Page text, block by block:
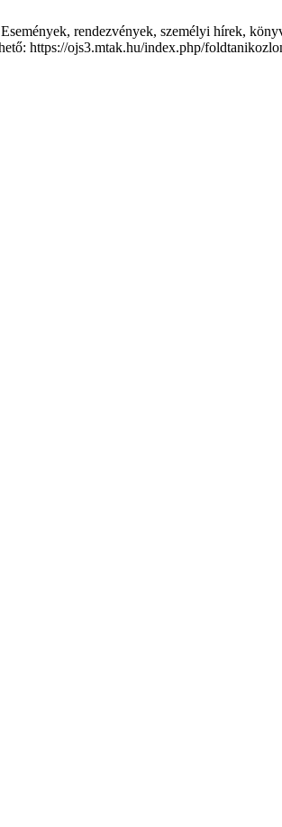
rendezvények, személyi hírek,
https://ojs3.mtak.hu/index.php/